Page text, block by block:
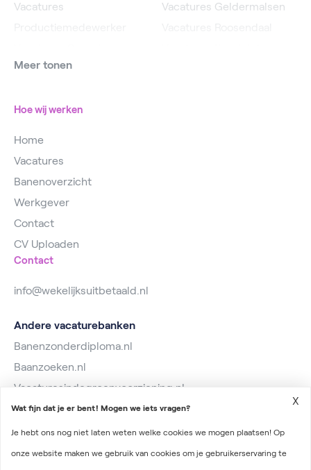
Vacatures
Vacatures
Vacatures Geldermalsen
Meer tonen
Hoe wij werken
Home
Vacatures
Banenoverzicht
Werkgever
Contact
CV Uploaden
Contact
info@wekelijksuitbetaald.nl
Andere vacaturebanken
Banenzonderdiploma.nl
Baanzoeken.nl
Vacaturesindegroenvoorziening.nl
Wat fijn dat je er bent! Mogen we iets vragen?
Je hebt ons nog niet laten weten welke cookies we mogen plaatsen! Op
onze website maken we gebruik van cookies om je gebruikerservaring te
X